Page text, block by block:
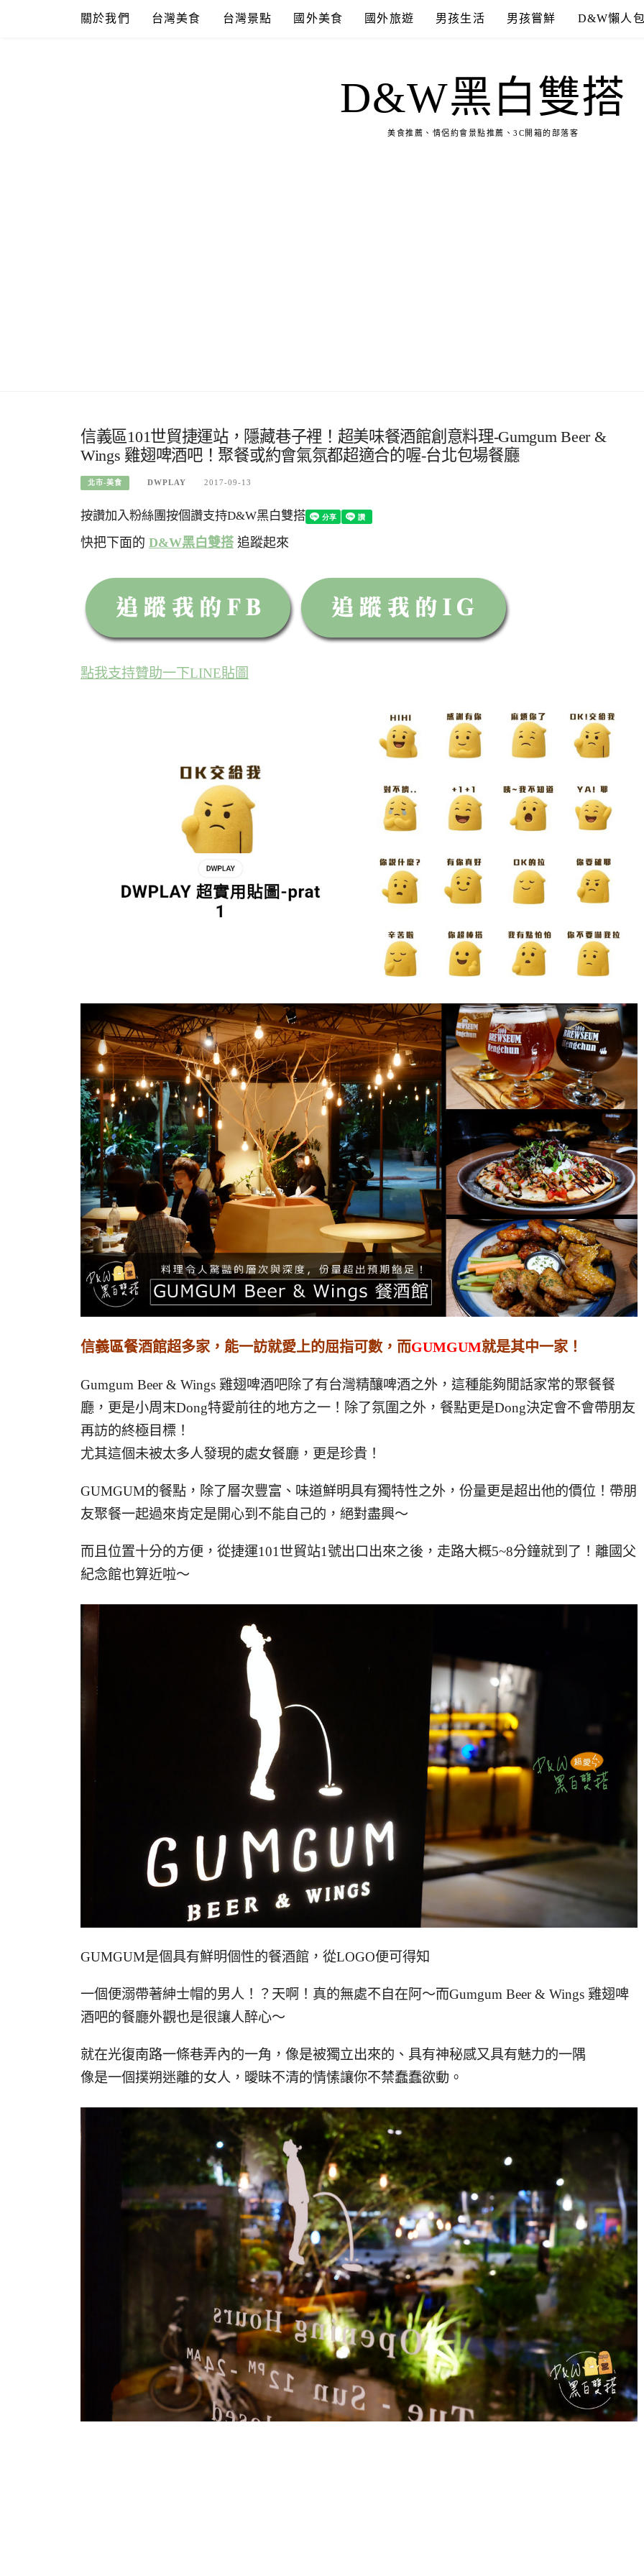
關於我們 台灣美食 台灣景點 國外美食 國外旅遊 男孩生活 男孩嘗鮮 D&W懶人
D&W黑白雙搭
美食推薦、情侶約會景點推薦、3C開箱的部落客
信義區101世貿捷運站，隱藏巷子裡！超美味餐酒館創意料理-Gumgum Beer &
Wings 雞翅啤酒吧！聚餐或約會氣氛都超適合的喔-台北包場餐廳
北市-美食 DWPLAY 2017-09-13
按讚加入粉絲團按個讚支持D&W黑白雙搭
快把下面的 D&W黑白雙搭 追蹤起來
點我支持贊助一下LINE貼圖
信義區餐酒館超多家，能一訪就愛上的屈指可數，而GUMGUM就是其中一家！
Gumgum Beer & Wings 雞翅啤酒吧除了有台灣精釀啤酒之外，這種能夠閒話家常的聚餐餐
廳，更是小周末Dong特愛前往的地方之一！除了氛圍之外，餐點更是Dong決定會不會帶朋友
再訪的終極目標！
尤其這個未被太多人發現的處女餐廳，更是珍貴！
GUMGUM的餐點，除了層次豐富、味道鮮明具有獨特性之外，份量更是超出他的價位！帶朋
友聚餐一起過來肯定是開心到不能自己的，絕對盡興～
而且位置十分的方便，從捷運101世貿站1號出口出來之後，走路大概5~8分鐘就到了！離國父
紀念館也算近啦～
GUMGUM是個具有鮮明個性的餐酒館，從LOGO便可得知
一個便溺帶著紳士帽的男人！？天啊！真的無處不自在阿～而Gumgum Beer & Wings 雞翅啤
酒吧的餐廳外觀也是很讓人醉心～
就在光復南路一條巷弄內的一角，像是被獨立出來的、具有神秘感又具有魅力的一隅
像是一個撲朔迷離的女人，曖昧不清的情愫讓你不禁蠢蠢欲動。